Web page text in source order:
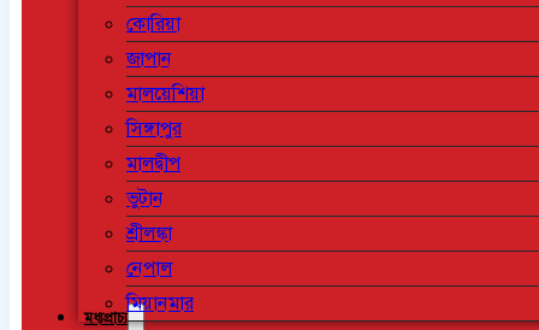
কোরিয়া
জাপান
মালয়েশিয়া
সিঙ্গাপুর
মালদ্বীপ
ভুটান
শ্রীলঙ্কা
নেপাল
মিয়ানমার
মধ্যপ্রাচ্য